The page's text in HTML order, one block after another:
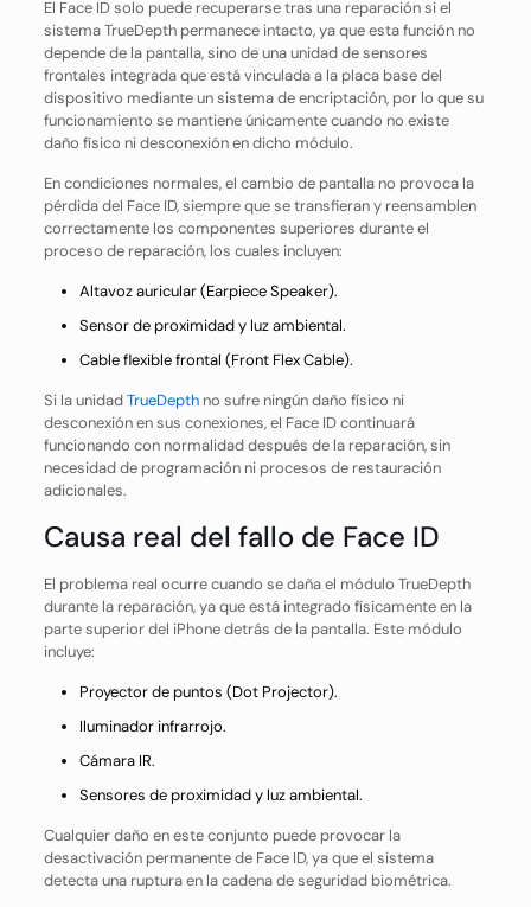
El Face ID solo puede recuperarse tras una reparación si el
sistema TrueDepth permanece intacto, ya que esta función no
depende de la pantalla, sino de una unidad de sensores
frontales integrada que está vinculada a la placa base del
dispositivo mediante un sistema de encriptación, por lo que su
funcionamiento se mantiene únicamente cuando no existe
daño físico ni desconexión en dicho módulo.
En condiciones normales, el cambio de pantalla no provoca la
pérdida del Face ID, siempre que se transfieran y reensamblen
correctamente los componentes superiores durante el
proceso de reparación, los cuales incluyen:
Altavoz auricular (Earpiece Speaker).
Sensor de proximidad y luz ambiental.
Cable flexible frontal (Front Flex Cable).
Si la unidadTrueDepthno sufre ningún daño físico ni
desconexión en sus conexiones, el Face ID continuará
funcionando con normalidad después de la reparación, sin
necesidad de programación ni procesos de restauración
adicionales.
Causa real del fallo de Face ID
El problema real ocurre cuando se daña el módulo TrueDepth
durante la reparación, ya que está integrado físicamente en la
parte superior del iPhone detrás de la pantalla. Este módulo
incluye:
Proyector de puntos (Dot Projector).
Iluminador infrarrojo.
Cámara IR.
Sensores de proximidad y luz ambiental.
Cualquier daño en este conjunto puede provocar la
desactivación permanente de Face ID, ya que el sistema
detecta una ruptura en la cadena de seguridad biométrica.